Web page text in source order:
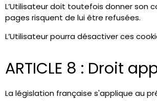
L’Utilisateur doit toutefois donner son
pages risquent de lui être refusées.
L’Utilisateur pourra désactiver ces
ARTICLE 8 : Droit
La législation française s'applique au